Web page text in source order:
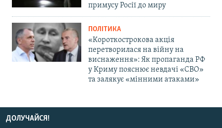
примусу Росії до миру
ПОЛІТИКА
«Короткострокова акція
перетворилася на війну на
виснаження»: Як пропаганда РФ
у Криму пояснює невдачі «СВО»
та залякує «мінними атаками»
ДОЛУЧАЙСЯ!